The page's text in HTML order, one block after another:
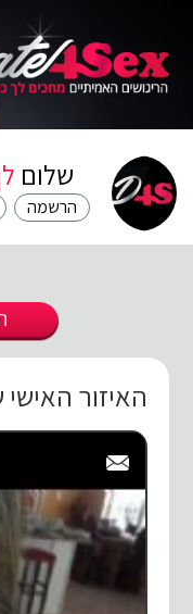
שלום
הרשמה
האיזור האישי